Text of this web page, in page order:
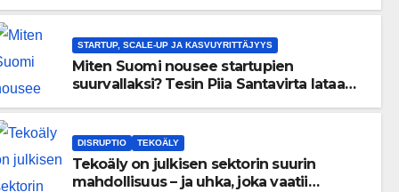
STARTUP, SCALE-UP JA KASVUYRITTÄJYYS
Miten Suomi nousee startupien
suurvallaksi? Tesin Piia Santavirta lataa
DISRUPTIO TEKOÄLY
Tekoäly on julkisen sektorin suurin
mahdollisuus – ja uhka, joka vaatii